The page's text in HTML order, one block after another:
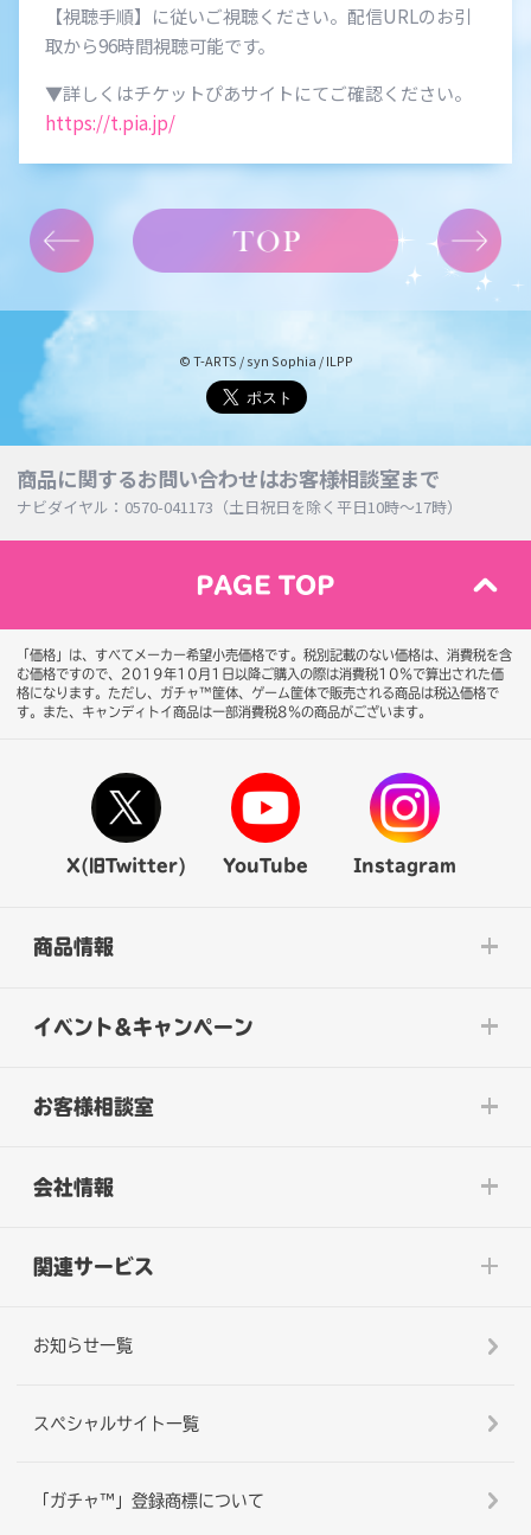
【視聴手順】に従いご視聴ください。配信URLのお引
取から96時間視聴可能です。
▼詳しくはチケットぴあサイトにてご確認ください。
https://t.pia.jp/
© T-ARTS / syn Sophia / ILPP
商品に関するお問い合わせはお客様相談室まで
ナビダイヤル：0570-041173（土日祝日を除く平日10時～17時）
PAGE TOP
「価格」は、すべてメーカー希望小売価格です。税別記載のない価格は、消費税を含
む価格ですので、2019年10月1日以降ご購入の際は消費税10％で算出された価
格になります。 ただし、ガチャ™筐体、ゲーム筐体で販売される商品は税込価格で
す。また、キャンディトイ商品は一部消費税8％の商品がございます。
X(旧Twitter) YouTube Instagram
商品情報
イベント&キャンペーン
お客様相談室
会社情報
関連サービス
お知らせ一覧
スペシャルサイト一覧
「ガチャ™」登録商標について